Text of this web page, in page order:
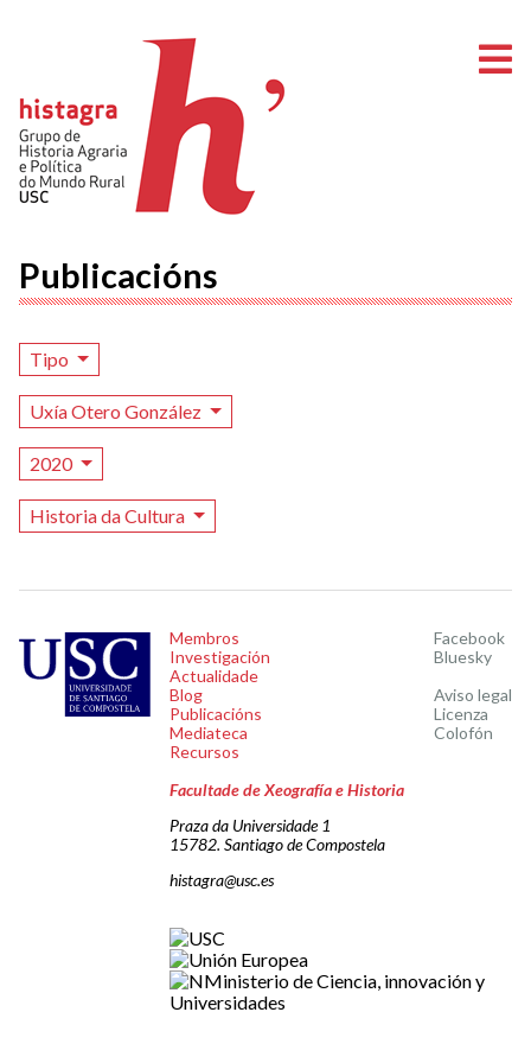
Publicacións
Tipo
Uxía Otero González
2020
Historia da Cultura
Membros
Investigación
Actualidade
Blog
Publicacións
Mediateca
Recursos
Facebook
Bluesky
Aviso legal
Licenza
Colofón
Facultade de Xeografía e Historia
Praza da Universidade 1
15782. Santiago de Compostela
histagra@usc.es